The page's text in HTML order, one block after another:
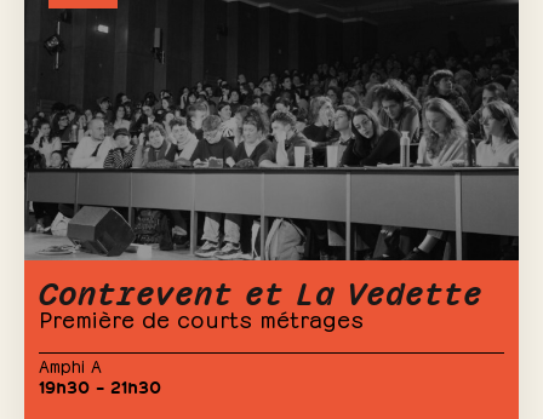
Contrevent et La Vedette
Première de courts métrages
Amphi A
19h30 – 21h30